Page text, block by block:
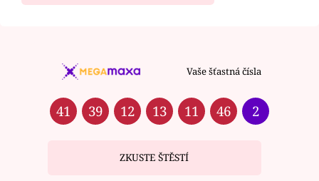
Vaše šťastná čísla
41 39 12 13 11 46 2
ZKUSTE ŠTĚSTÍ